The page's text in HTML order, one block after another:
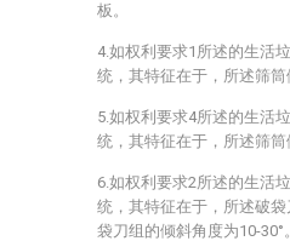
板。
4.如权利要求1所述的生活
统，其特征在于，所述筛筒
5.如权利要求4所述的生活
统，其特征在于，所述筛筒
6.如权利要求2所述的生活
统，其特征在于，所述破
袋刀组的倾斜角度为10-30°。